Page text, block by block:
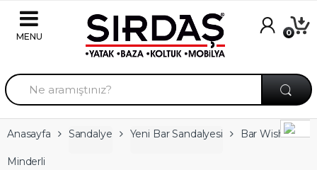
Skip to navigation
Skip to content
A
r
a
m
a
Anasayfa Sandalye Yeni Bar Sandalyesi Bar Wishbone
Minderli
0